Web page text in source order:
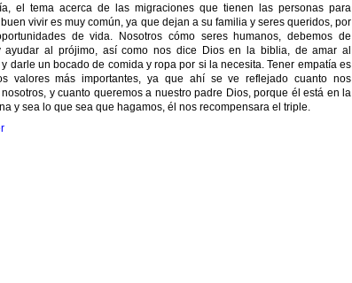
el tema acerca de las migraciones que tienen las personas para
vivir es muy común, ya que dejan a su familia y seres queridos, por
de vida. Nosotros cómo seres humanos, debemos de
ayudar al prójimo, así como nos dice Dios en la biblia, de amar al
darle un bocado de comida y ropa por si la necesita. Tener empatía es
valores más importantes, ya que ahí se ve reflejado cuanto nos
y cuanto queremos a nuestro padre Dios, porque él está en la
y sea lo que sea que hagamos, él nos recompensara el triple.